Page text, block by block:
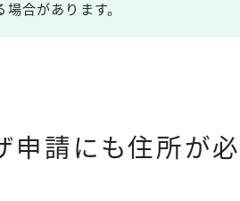
合があります。
申請にも住所が必